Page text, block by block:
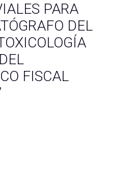
PARA
DEL
FISCAL